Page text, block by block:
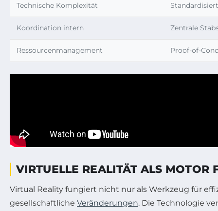
Technische Komplexität
Koordination intern Zentrale
Ressourcenmanagement Proof-of-
VIRTUELLE REALITÄT ALS MOTOR
Virtual Reality fungiert nicht nur als Werkzeug für
gesellschaftliche Veränderungen. Die Technologie